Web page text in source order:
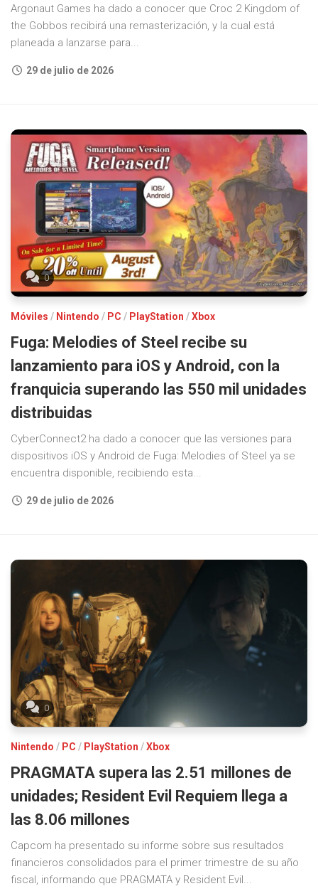
Argonaut Games ha dado a conocer que Croc 2 Kingdom of
the Gobbos recibirá una remasterización, y la cual está
planeada a lanzarse para...
29 de julio de 2026
0
Móviles / Nintendo / PC / PlayStation /Xbox
Fuga: Melodies of Steel recibe su
lanzamiento para iOS y Android, con la
franquicia superando las 550 mil unidades
distribuidas
CyberConnect2 ha dado a conocer que las versiones para
dispositivos iOS y Android de Fuga: Melodies of Steel ya se
encuentra disponible, recibiendo esta...
29 de julio de 2026
0
Nintendo / PC / PlayStation /Xbox
PRAGMATA supera las 2.51 millones de
unidades; Resident Evil Requiem llega a
las 8.06 millones
Capcom ha presentado su informe sobre sus resultados
financieros consolidados para el primer trimestre de su año
fiscal, informando que PRAGMATA y Resident Evil...